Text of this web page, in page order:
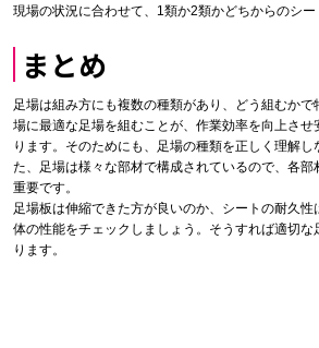
現場の状況に合わせて、1類か2類かどちからのシー
まとめ
足場は組み方にも複数の種類があり、どう組むか
場に最適な足場を組むことが、作業効率を向上さ
ります。そのためにも、足場の種類を正しく理解し
た、足場は様々な部材で構成されているので、各
重要です。
足場板は伸縮できた方が良いのか、シートの耐久
体の性能をチェックしましょう。そうすれば適切な
ります。